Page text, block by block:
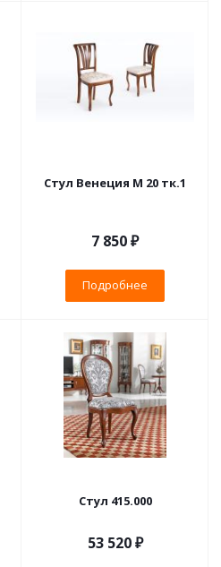
Стул Венеция М 20 тк.1
7 850 ₽
Подробнее
Стул 415.000
53 520 ₽